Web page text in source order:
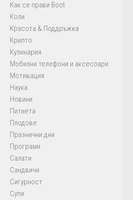
Как се прави Boot
Коли
Красота & Поддръжка
Крипто
Кулинария
Мобилни телефони и аксесоари
Мотивация
Наука
Новини
Питиета
Плодове
Празнични дни
Програми
Салати
Сандвичи
Сигурност
Супи